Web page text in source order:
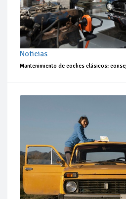
Noticias
Mantenimiento de coches clásicos: